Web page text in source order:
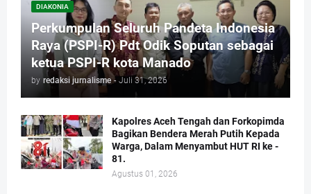
DIAKONIA
Perkumpulan Seluruh Pandeta Indonesia
Raya (PSPI-R) Pdt Odik Soputan sebagai
ketua PSPI-R kota Manado
by redaksi jurnalisme - Juli 31, 2026
Kapolres Aceh Tengah dan Forkopimda
Bagikan Bendera Merah Putih Kepada
Warga, Dalam Menyambut HUT RI ke -
81.
Agustus 01, 2026